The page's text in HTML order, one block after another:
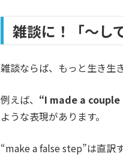
雑談に！「～し
雑談ならば、もっと生き生
例えば、 “I made a couple
ような表現があります。
“make a false step”は直訳